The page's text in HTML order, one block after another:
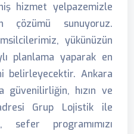
hizmet yelpazemizle
çözümü sunuyoruz.
yükünüzün
planlama yaparak en
belirleyecektir. Ankara
güvenilirliğin, hızın ve
Grup Lojistik ile
sefer programımızı